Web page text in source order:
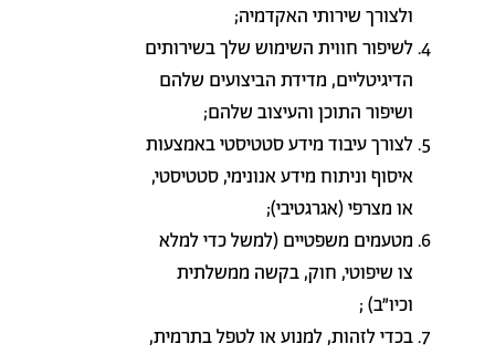
ולצורך שירותי האקדמיה;
לשיפור חווית השימוש שלך בשירותים
הדיגיטליים, מדידת הביצועים שלהם
ושיפור התוכן והעיצוב שלהם;
לצורך עיבוד מידע סטטיסטי באמצעות
איסוף וניתוח מידע אנונימי, סטטיסטי,
או מצרפי (אגרגטיבי);
מטעמים משפטיים (למשל כדי למלא
צו שיפוטי, חוק, בקשה ממשלתית
וכיו"ב) ;
בכדי לזהות, למנוע או לטפל בתרמית,